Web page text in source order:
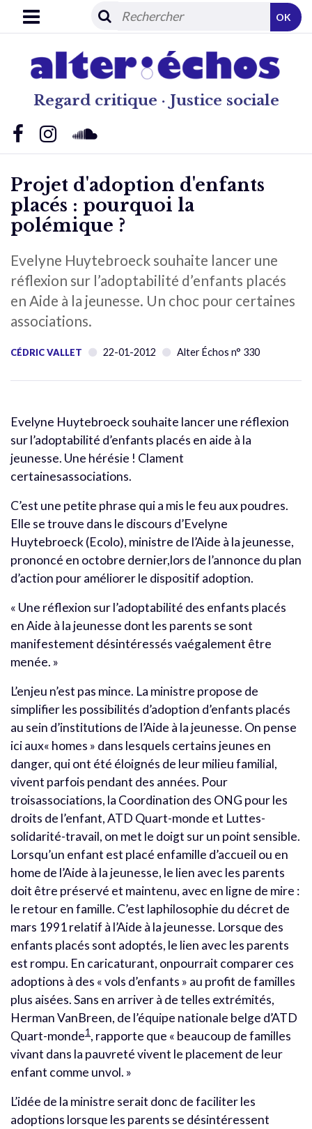
Regard critique · Justice sociale
OK
Projet d'adoption d'enfants
placés : pourquoi la
polémique ?
Evelyne Huytebroeck souhaite lancer une
réflexion sur l’adoptabilité d’enfants placés
en Aide à la jeunesse. Un choc pour certaines
associations.
CÉDRIC VALLET 22-01-2012 Alter Échos n° 330
Evelyne Huytebroeck souhaite lancer une réflexion
sur l’adoptabilité d’enfants placés en aide à la
jeunesse. Une hérésie ! Clament
certainesassociations.
C’est une petite phrase qui a mis le feu aux poudres.
Elle se trouve dans le discours d’Evelyne
Huytebroeck (Ecolo), ministre de l’Aide à la jeunesse,
prononcé en octobre dernier,lors de l’annonce du plan
d’action pour améliorer le dispositif adoption.
« Une réflexion sur l’adoptabilité des enfants placés
en Aide à la jeunesse dont les parents se sont
manifestement désintéressés vaégalement être
menée. »
L’enjeu n’est pas mince. La ministre propose de
simplifier les possibilités d’adoption d’enfants placés
au sein d’institutions de l’Aide à la jeunesse. On pense
ici aux« homes » dans lesquels certains jeunes en
danger, qui ont été éloignés de leur milieu familial,
vivent parfois pendant des années. Pour
troisassociations, la Coordination des ONG pour les
droits de l’enfant, ATD Quart-monde et Luttes-
solidarité-travail, on met le doigt sur un point sensible.
Lorsqu’un enfant est placé enfamille d’accueil ou en
home de l’Aide à la jeunesse, le lien avec les parents
doit être préservé et maintenu, avec en ligne de mire :
le retour en famille. C’est laphilosophie du décret de
mars 1991 relatif à l’Aide à la jeunesse. Lorsque des
enfants placés sont adoptés, le lien avec les parents
est rompu. En caricaturant, onpourrait comparer ces
adoptions à des « vols d’enfants » au profit de familles
plus aisées. Sans en arriver à de telles extrémités,
Herman VanBreen, de l’équipe nationale belge d’ATD
Quart-monde1 , rapporte que « beaucoup de familles
vivant dans la pauvreté vivent le placement de leur
enfant comme unvol. »
L’idée de la ministre serait donc de faciliter les
adoptions lorsque les parents se désintéressent